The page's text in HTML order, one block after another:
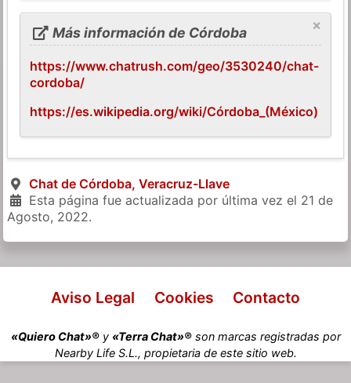
×
Más información de Córdoba
https://www.chatrush.com/geo/3530240/chat-
cordoba/
https://es.wikipedia.org/wiki/Córdoba_(México)
Chat de Córdoba, Veracruz-Llave
Esta página fue actualizada por última vez el 21 de
Agosto, 2022.
Aviso Legal Cookies Contacto
«Quiero Chat»®y «Terra Chat»®son marcas registradas por
Nearby Life S.L., propietaria de este sitio web.